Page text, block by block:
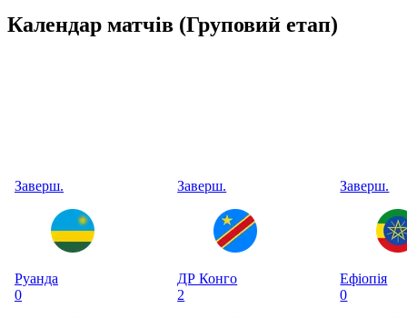
Календар матчів (Груповий етап)
Заверш.
Руанда
0
Заверш.
ДР Конго
2
Заверш.
Ефіопія
0